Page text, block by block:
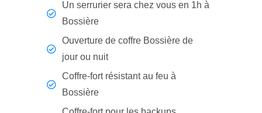
Un serrurier sera chez vous en 1h à
Bossière
Ouverture de coffre Bossière de
jour ou nuit
Coffre-fort résistant au feu à
Bossière